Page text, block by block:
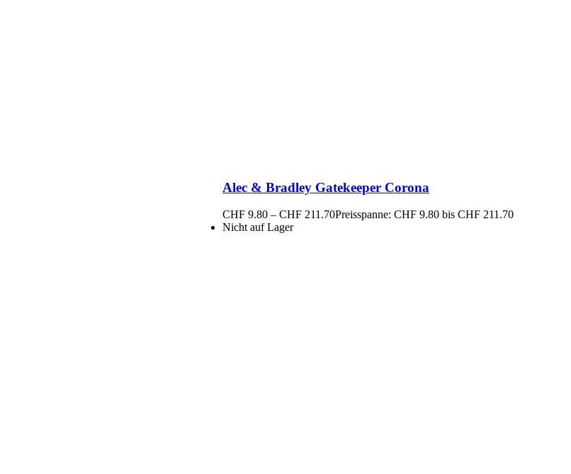
Alec & Bradley Gatekeeper Corona
CHF 9.80 – CHF 211.70Preisspanne: CHF 9.80 bis CHF 211.70
Nicht auf Lager